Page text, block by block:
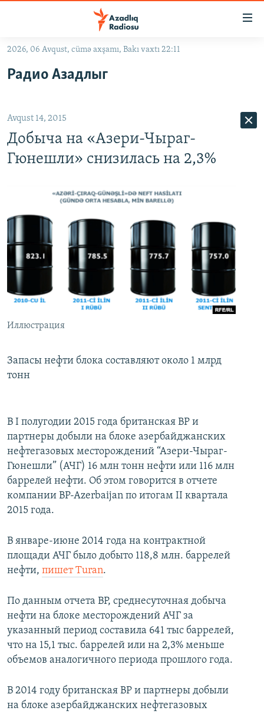
Əsas
qayıt
qayıt
Axtarışa
keç
#İZAHLA
#ƏSLINDƏ
FƏRQƏ BAX
ARAŞDIRMA
FOTOQALEREYA
KARIKATURA
RADIO ARXIV
OXU ZALI
AZƏRBAYCAN ƏDƏBIYYATI KITABXANASI
İSLAM VƏ DEMOKRATIYA
HAQQIMIZDA
PEŞƏ ETIKASI VƏ JURNALISTIKA STANDARTLARIMIZ
BIZIMLƏ ƏLAQƏ
XƏBƏR BÜLLETENLƏRIMIZ
BIZI IZLƏ
2026, 06 Avqust, cümə axşamı, Bakı vaxtı 22:11
Радио Азадлыг
Avqust 14, 2015
Добыча на «Азери-Чыраг-
Гюнешли» снизилась на 2,3%
Иллюстрация
Запасы нефти блока составляют около 1 млрд
тонн
В I полугодии 2015 года британская BP и
партнеры добыли на блоке азербайджанских
нефтегазовых месторождений “Азери-Чыраг-
Гюнешли” (АЧГ) 16 млн тонн нефти или 116 млн
баррелей нефти. Об этом говорится в отчете
компании BP-Azerbaijan по итогам II квартала
2015 года.
В январе-июне 2014 года на контрактной
площади АЧГ было добыто 118,8 млн. баррелей
нефти, пишет Turan.
По данным отчета ВР, среднесуточная добыча
нефти на блоке месторождений АЧГ за
указанный период составила 641 тыс баррелей,
что на 15,1 тыс. баррелей или на 2,3% меньше
объемов аналогичного периода прошлого года.
В 2014 году британская BP и партнеры добыли
на блоке азербайджанских нефтегазовых